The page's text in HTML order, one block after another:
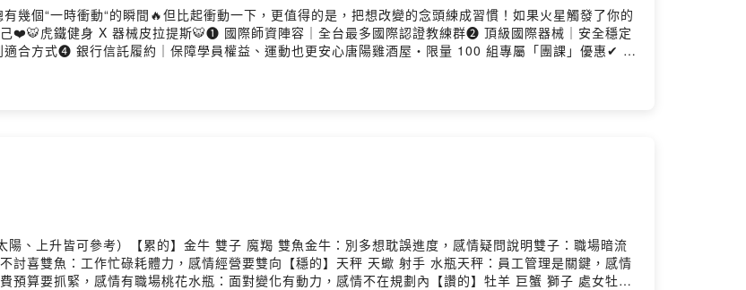
幾個“一時衝動“的瞬間🔥但比起衝動一下，更值得的是，把想改變的念頭練成習慣！如果火星觸發了你的
❤️🐯虎鐵健身 X 器械皮拉提斯🐯➊ 國際師資陣容｜全台最多國際認證教練群➋ 頂級國際器械｜安全穩定
合方式➍ 銀行信託履約｜保障學員權益、運動也更安心唐陽雞酒屋・限量 100 組專屬「團課」優惠✔ 入
強，連自詡有修為的我都發了脾氣（別問，問也不告訴你xd），忍不住想：「人衝動起來，到底還會幹
人生的轉折點火星強勢位都是先讓別人委屈跑45分鐘去上鋼琴課忍過頭才會一次爆發別挑戰太陽巨蟹
、上升皆可參考）【累的】金牛 雙子 魔羯 雙魚金牛：別多想耽誤進度，感情疑問說明雙子：職場暗流
討喜雙魚：工作忙碌耗體力，感情經營要雙向【穩的】天秤 天蠍 射手 水瓶天秤：員工管理是關鍵，感情
預算要抓緊，感情有職場桃花水瓶：面對變化有動力，感情不在規劃內【讚的】牡羊 巨蟹 獅子 處女牡